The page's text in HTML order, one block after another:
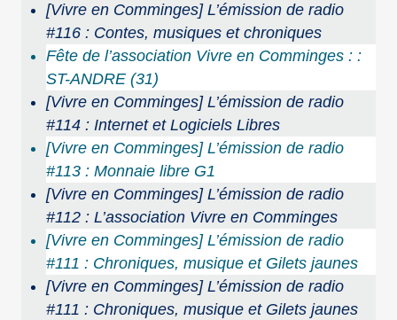
[Vivre en Comminges] L’émission de radio
#116 : Contes, musiques et chroniques
Fête de l’association Vivre en Comminges : :
ST-ANDRE (31)
[Vivre en Comminges] L’émission de radio
#114 : Internet et Logiciels Libres
[Vivre en Comminges] L’émission de radio
#113 : Monnaie libre G1
[Vivre en Comminges] L’émission de radio
#112 : L’association Vivre en Comminges
[Vivre en Comminges] L’émission de radio
#111 : Chroniques, musique et Gilets jaunes
[Vivre en Comminges] L’émission de radio
#111 : Chroniques, musique et Gilets jaunes